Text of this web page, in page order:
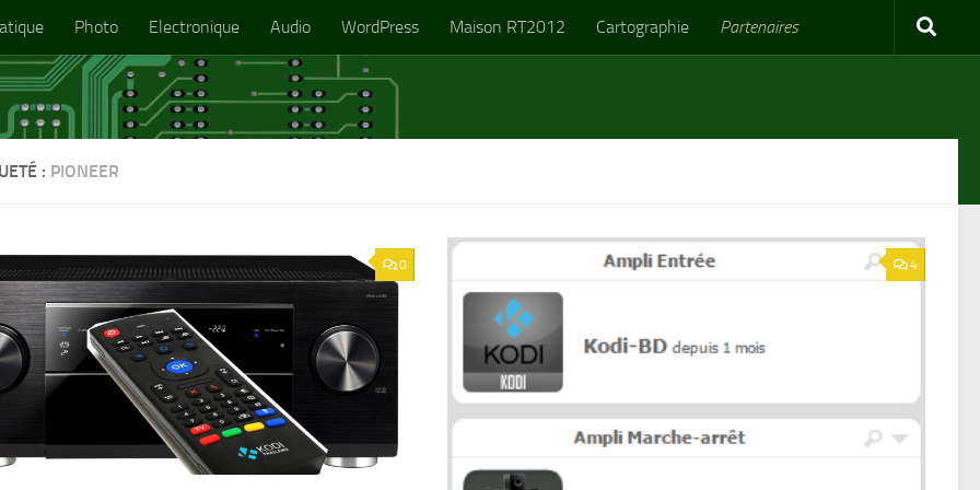
Photo Electronique Audio WordPress Maison RT2012 Cartographie Partenaires
: PIONEER
0 4